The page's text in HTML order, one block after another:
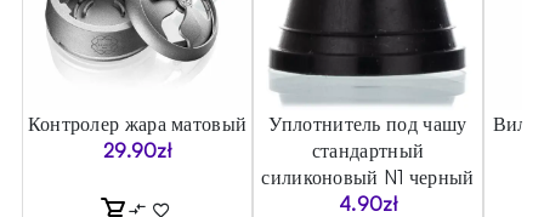
Контролер жара матовый
29.90zł
Уплотнитель под чашу
стандартный
силиконовый N1 черный
4.90zł